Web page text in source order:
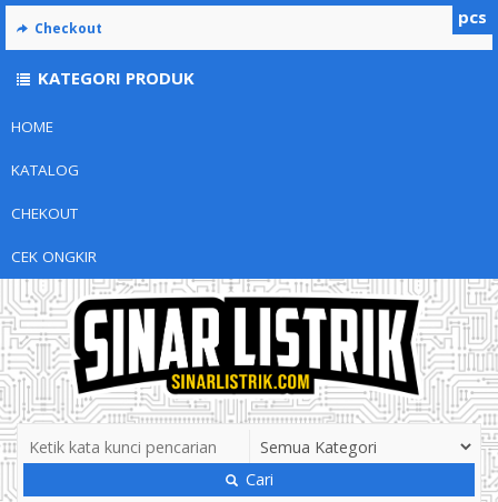
HOME
KATALOG
CHEKOUT
CEK ONGKIR
Cari
pcs
Checkout
KATEGORI PRODUK